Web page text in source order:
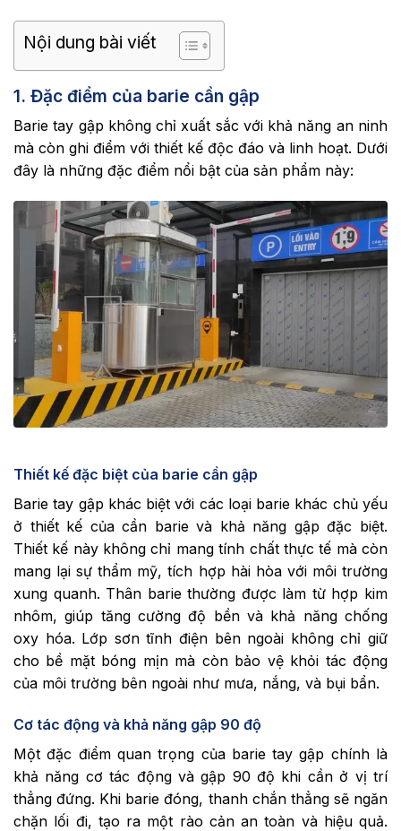
Nội dung bài viết
1. Đặc điểm của barie cần gập
Barie tay gập không chỉ xuất sắc với khả năng an ninh
mà còn ghi điểm với thiết kế độc đáo và linh hoạt. Dưới
đây là những đặc điểm nổi bật của sản phẩm này:
Thiết kế đặc biệt của barie cần gập
Barie tay gập khác biệt với các loại barie khác chủ yếu
ở thiết kế của cần barie và khả năng gập đặc biệt.
Thiết kế này không chỉ mang tính chất thực tế mà còn
mang lại sự thẩm mỹ, tích hợp hài hòa với môi trường
xung quanh. Thân barie thường được làm từ hợp kim
nhôm, giúp tăng cường độ bền và khả năng chống
oxy hóa. Lớp sơn tĩnh điện bên ngoài không chỉ giữ
cho bề mặt bóng mịn mà còn bảo vệ khỏi tác động
của môi trường bên ngoài như mưa, nắng, và bụi bẩn.
Cơ tác động và khả năng gập 90 độ
Một đặc điểm quan trọng của barie tay gập chính là
khả năng cơ tác động và gập 90 độ khi cần ở vị trí
thẳng đứng. Khi barie đóng, thanh chắn thẳng sẽ ngăn
chặn lối đi, tạo ra một rào cản an toàn và hiệu quả.